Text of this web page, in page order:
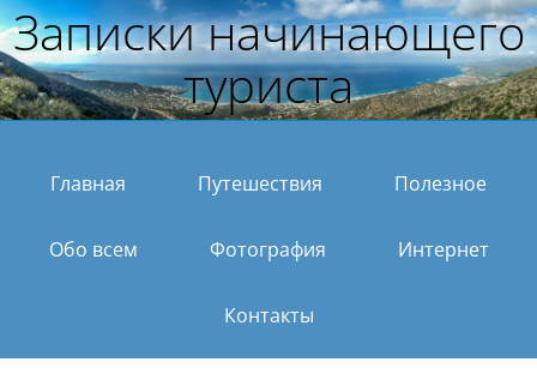
Записки начинающего
туриста
Главная Путешествия Полезное
Обо всем Фотография Интернет
Контакты